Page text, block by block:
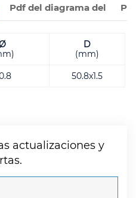
Pdf del diagrama del
D
(mm)
50.8x1.5
actualizaciones y